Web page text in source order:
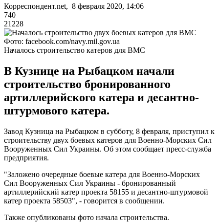
Корреспондент.net, 8 февраля 2020, 14:06
740
21228
Фото: facebook.com/navy.mil.gov.ua
Началось строительство катеров для ВМС
В Кузнице на Рыбацком начали
строительство бронированного
артиллерийского катера и десантно-
штурмового катера.
Завод Кузница на Рыбацком в субботу, 8 февраля, приступил к
строительству двух боевых катеров для Военно-Морских Сил
Вооруженных Сил Украины. Об этом сообщает пресс-служба
предприятия.
"Заложено очередные боевые катера для Военно-Морских
Сил Вооруженных Сил Украины - бронированный
артиллерийский катер проекта 58155 и десантно-штурмовой
катер проекта 58503", - говорится в сообщении.
Также опубликованы фото начала строительства.